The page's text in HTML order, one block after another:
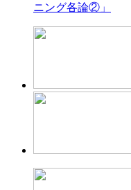
ニング各論②」